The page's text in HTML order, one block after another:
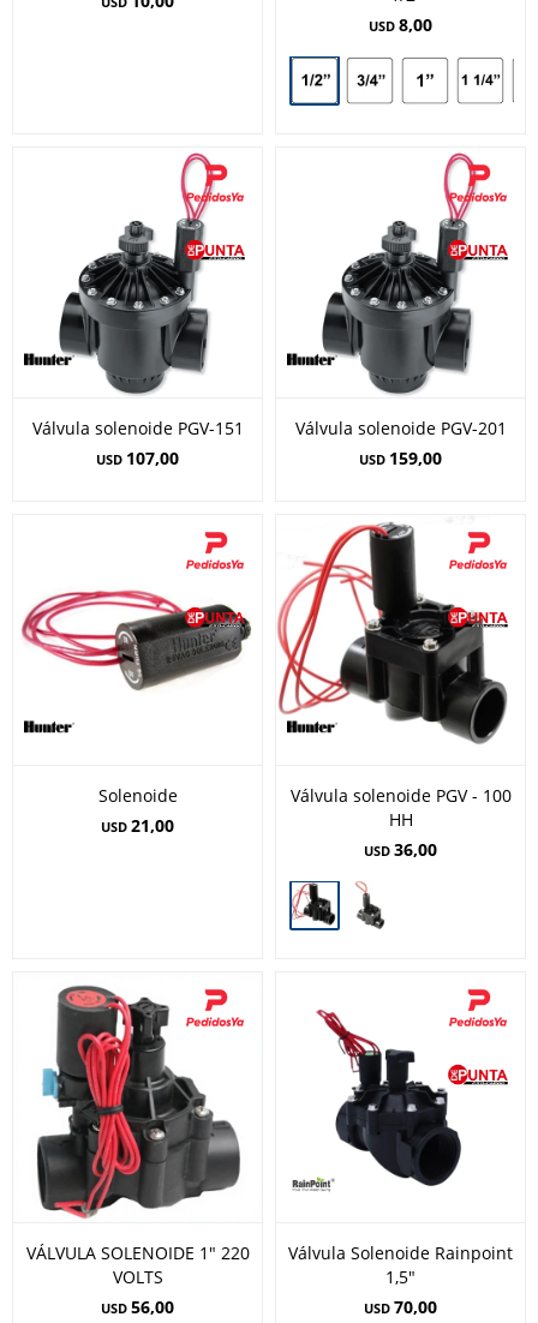
USD 8,00
Válvula solenoide PGV-151
USD 107,00
Válvula solenoide PGV-201
USD 159,00
Solenoide
USD 21,00
Válvula solenoide PGV - 100
HH
USD 36,00
VÁLVULA SOLENOIDE 1" 220
VOLTS
USD 56,00
Válvula Solenoide Rainpoint
1,5"
USD 70,00